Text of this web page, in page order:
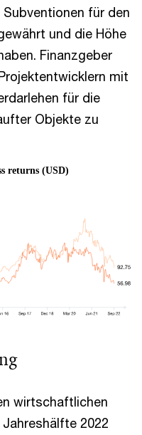
für den
und die Höhe
Finanzgeber
mit
für die
Objekte zu
wirtschaftlichen
2022